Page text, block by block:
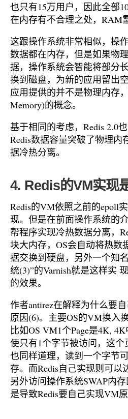
也只有15万用户，因此全部
在内存有不合理之处，RAM
这跟操作系统非常相似，操
数据都在内存，但是如果物
据，操作系统会智能将部分
换到磁盘，为新的应用留出
应用提供的并不是物理内存
Memory)的概念。
基于相同的考虑，Redis 2.0
Redis数据容量突破了物理内
据冷热分离。
4. Redis的VM实现
Redis的VM依照之前的epoll
现。但是在前面操作系统的
帮程序实现冷热数据分离，
块大内存，OS会自动将热数
据交换到硬盘，另外一个知
统(3)”的Varnish就是这样实
的效果。
作者antirez在解释为什么要
原因(6)。主要OS的VM换入
比如OS VM1个Page是4K,
使只有1个字节被访问，这个
也同样道理，读到一个字节
存。而Redis自己实现则可以
另外访问操作系统SWAP内
是导致Redis要自己实现VM原